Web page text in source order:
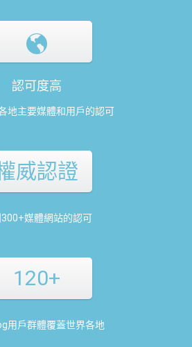
認可度高
地主要媒體和用戶的認可
威認證
媒體網站的認可
120+
用戶群體覆蓋世界各地